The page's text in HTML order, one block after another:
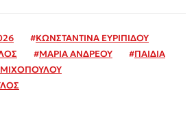
#ΚΩΝΣΤΑΝΤΙΝΑ ΕΥΡΙΠΙΔΟΥ
#ΜΑΡΙΑ ΑΝΔΡΕΟΥ #ΠΑΙΔΙΑ
ΜΙΧΟΠΟΥΛΟΥ